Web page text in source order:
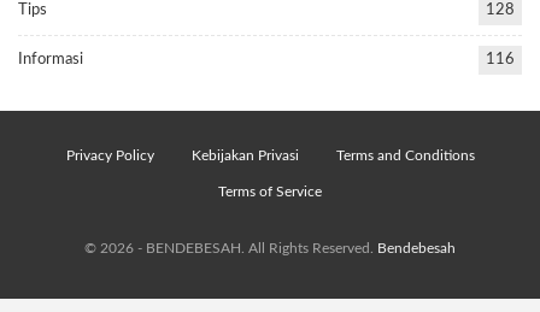
Tips 128
Informasi 116
Privacy Policy Kebijakan Privasi Terms and Conditions
Terms of Service
© 2026 - BENDEBESAH. All Rights Reserved. Bendebesah